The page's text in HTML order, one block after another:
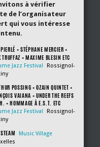
à vérifier
de l’organisateur
qui vous intéresse
+ STÉPHANE MERCIER +
TRUFFAZ + MAXIME BLESIN ETC
Jazz Festival
Rossignol-
POSSING + OZAIN QUINTET +
VAIANA + UNDER THE REEFS
+ HOMMAGE À E.S.T. ETC
Jazz Festival
Rossignol-
Music Village